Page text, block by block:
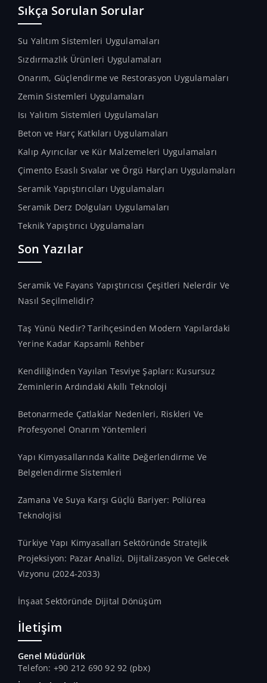
Sıkça Sorulan Sorular
Su Yalıtım Sistemleri Uygulamaları
Sızdırmazlık Ürünleri Uygulamaları
Onarım, Güçlendirme ve Restorasyon Uygulamaları
Zemin Sistemleri Uygulamaları
Isı Yalıtım Sistemleri Uygulamaları
Beton ve Harç Katkıları Uygulamaları
Kalıp Ayırıcılar ve Kür Malzemeleri Uygulamaları
Çimento Esaslı Sıvalar ve Örgü Harçları Uygulamaları
Seramik Yapıştırıcıları Uygulamaları
Seramik Derz Dolguları Uygulamaları
Teknik Yapıştırıcı Uygulamaları
Son Yazılar
Seramik Ve Fayans Yapıştırıcısı Çeşitleri Nelerdir Ve
Nasıl Seçilmelidir?
Taş Yünü Nedir? Tarihçesinden Modern Yapılardaki
Yerine Kadar Kapsamlı Rehber
Kendiliğinden Yayılan Tesviye Şapları: Kusursuz
Zeminlerin Ardındaki Akıllı Teknoloji
Betonarmede Çatlaklar Nedenleri, Riskleri Ve
Profesyonel Onarım Yöntemleri
Yapı Kimyasallarında Kalite Değerlendirme Ve
Belgelendirme Sistemleri
Zamana Ve Suya Karşı Güçlü Bariyer: Poliürea
Teknolojisi
Türkiye Yapı Kimyasalları Sektöründe Stratejik
Projeksiyon: Pazar Analizi, Dijitalizasyon Ve Gelecek
Vizyonu (2024-2033)
İnşaat Sektöründe Dijital Dönüşüm
İletişim
Genel Müdürlük
Telefon: +90 212 690 92 92 (pbx)